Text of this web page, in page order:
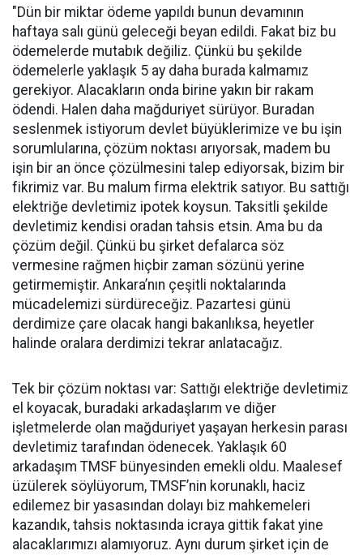
"Dün bir miktar ödeme yapıldı bunun devamının
haftaya salı günü geleceği beyan edildi. Fakat biz bu
ödemelerde mutabık değiliz. Çünkü bu şekilde
ödemelerle yaklaşık 5 ay daha burada kalmamız
gerekiyor. Alacakların onda birine yakın bir rakam
ödendi. Halen daha mağduriyet sürüyor. Buradan
seslenmek istiyorum devlet büyüklerimize ve bu işin
sorumlularına, çözüm noktası arıyorsak, madem bu
işin bir an önce çözülmesini talep ediyorsak, bizim bir
fikrimiz var. Bu malum firma elektrik satıyor. Bu sattığı
elektriğe devletimiz ipotek koysun. Taksitli şekilde
devletimiz kendisi oradan tahsis etsin. Ama bu da
çözüm değil. Çünkü bu şirket defalarca söz
vermesine rağmen hiçbir zaman sözünü yerine
getirmemiştir. Ankara’nın çeşitli noktalarında
mücadelemizi sürdüreceğiz. Pazartesi günü
derdimize çare olacak hangi bakanlıksa, heyetler
halinde oralara derdimizi tekrar anlatacağız.
Tek bir çözüm noktası var: Sattığı elektriğe devletimiz
el koyacak, buradaki arkadaşlarım ve diğer
işletmelerde olan mağduriyet yaşayan herkesin parası
devletimiz tarafından ödenecek. Yaklaşık 60
arkadaşım TMSF bünyesinden emekli oldu. Maalesef
üzülerek söylüyorum, TMSF’nin korunaklı, haciz
edilemez bir yasasından dolayı biz mahkemeleri
kazandık, tahsis noktasında icraya gittik fakat yine
alacaklarımızı alamıyoruz. Aynı durum şirket için de